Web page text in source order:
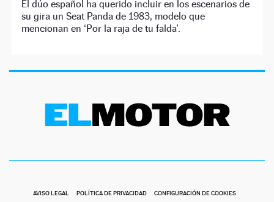
El dúo español ha querido incluir en los escenarios de
su gira un Seat Panda de 1983, modelo que
mencionan en ‘Por la raja de tu falda’.
AVISO LEGAL POLÍTICA DE PRIVACIDAD CONFIGURACIÓN DE COOKIES